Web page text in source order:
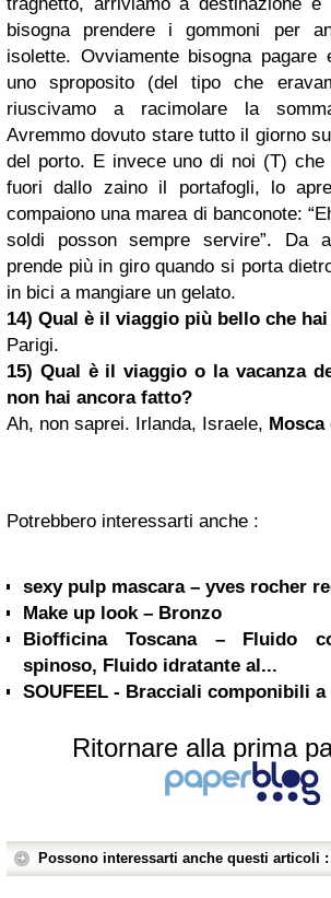
bisogna prendere i gommoni per
isolette. Ovviamente bisogna
uno sproposito (del tipo che
riuscivamo a racimolare la
Avremmo dovuto stare tutto il giorno
del porto. E invece uno di noi (T)
fuori dallo zaino il portafogli, lo
compaiono una marea di banconote:
soldi posson sempre servire”. Da
prende più in giro quando si porta
in bici a mangiare un gelato.
14) Qual è il viaggio più bello che
Parigi.
15) Qual è il viaggio o la vacanza
non hai ancora fatto?
Ah, non saprei. Irlanda, Israele, Mosca
Potrebbero interessarti anche :
sexy pulp mascara – yves rocher
Make up look – Bronzo
Biofficina Toscana – Fluido
spinoso, Fluido idratante al...
SOUFEEL - Bracciali componibili
Ritornare alla prima
Possono interessarti anche questi articoli :